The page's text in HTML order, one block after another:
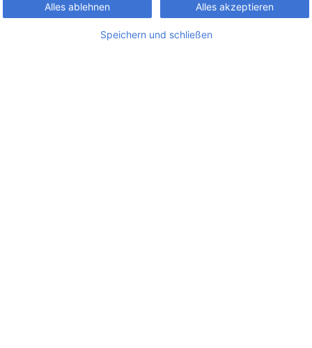
Alles ablehnen Alles akzeptieren
Speichern und schließen